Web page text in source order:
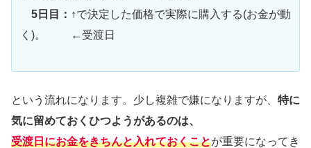
5日目： ↑で決定した価格で実際に購入する(お金が動
く)。 ←受渡日
という流れになります。少し複雑で嫌になりますが、 特に
気に留めておくひつようがあるのは、
受渡日にお金をきちんと入れておくことが重要になってき